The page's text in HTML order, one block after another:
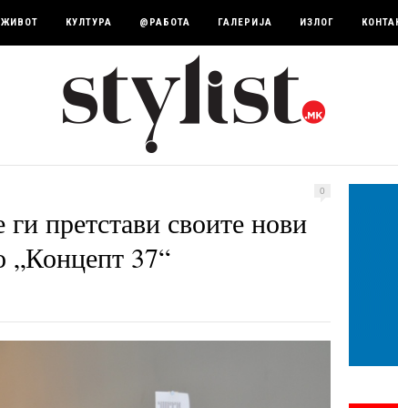
ЖИВОТ КУЛТУРА @РАБОТА ГАЛЕРИЈА ИЗЛОГ
0
претстави своите нови
„Концепт 37“